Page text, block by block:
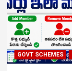
GOVT SCHEMES